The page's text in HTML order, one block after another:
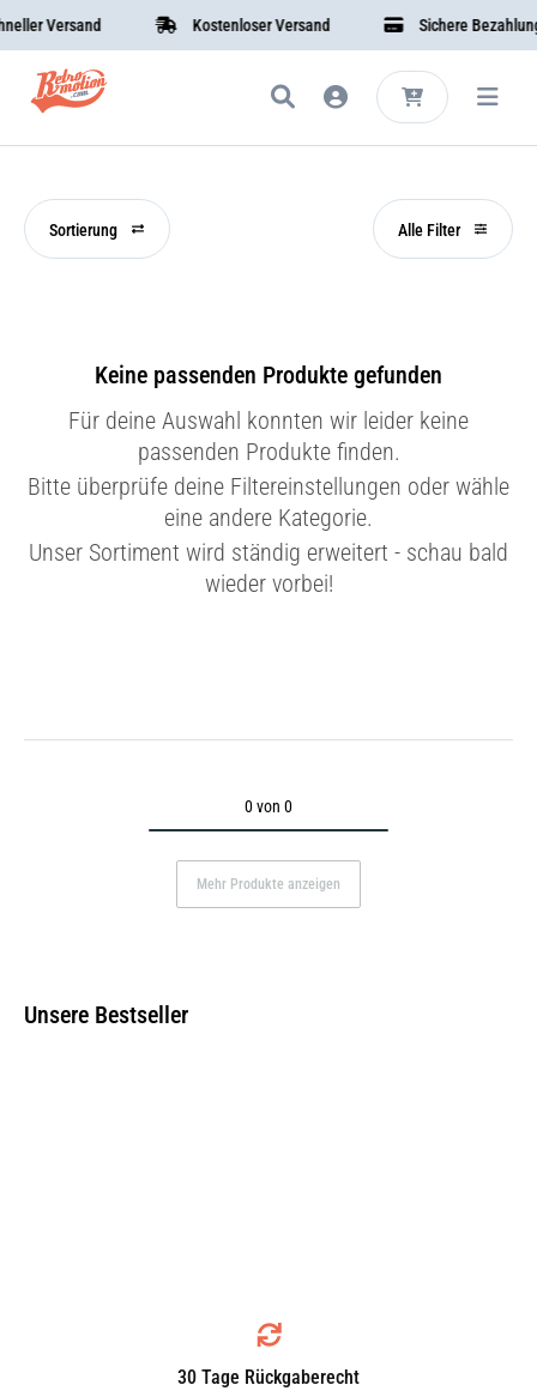
Versand Kostenloser Versand Sichere Bezahlung
Sortierung Alle Filter
Keine passenden Produkte gefunden
Für deine Auswahl konnten wir leider keine
passenden Produkte finden.
Bitte überprüfe deine Filtereinstellungen oder wähle
eine andere Kategorie.
Unser Sortiment wird ständig erweitert - schau bald
wieder vorbei!
0 von 0
Mehr Produkte anzeigen
Unsere Bestseller
30 Tage Rückgaberecht